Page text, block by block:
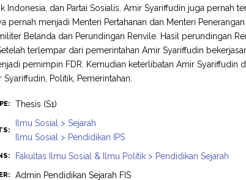
Indonesia, dan Partai Sosialis. Amir Syariffudin juga pernah
pernah menjadi Menteri Pertahanan dan Menteri
Belanda dan Perundingan Renvile. Hasil perundingan
terlempar dari pemerintahan Amir Syariffudin
pemimpin FDR. Kemudian keterlibatan Amir Syariffudin
Syariffudin, Politik, Pemerintahan.
Thesis (S1)
Ilmu Sosial > Sejarah
Ilmu Sosial > Pendidikan IPS
Fakultas Ilmu Sosial & Ilmu Politik > Pendidikan Sejarah
Admin Pendidikan Sejarah FIS